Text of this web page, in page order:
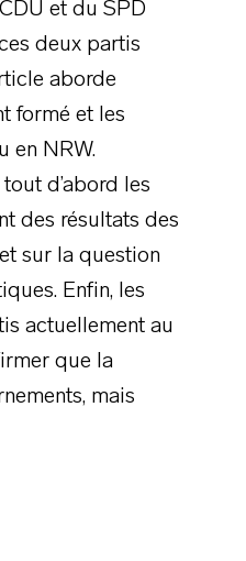
et du SPD
deux partis
aborde
formé et les
en NRW.
d’abord les
des résultats des
sur la question
Enfin, les
actuellement au
que la
mais